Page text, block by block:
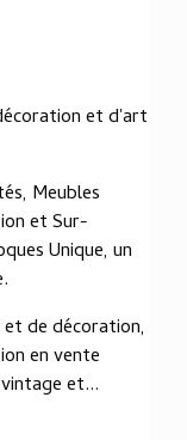
et d'art
Meubles
et Sur-
Unique, un
de décoration,
en vente
et...